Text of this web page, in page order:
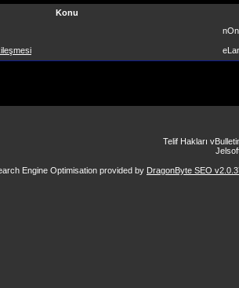
Konu
Telif Hakları
Engine Optimisation provided by DragonByte SEO